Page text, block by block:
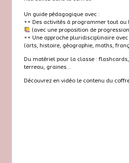
Un guide pédagogique avec :
++ Des activités à programmer tout au
(avec une proposition de
++ Une approche pluridisciplinaire
(arts, histoire, géographie, maths,
Du matériel pour la classe :
terreau, graines…
Découvrez en vidéo le contenu du